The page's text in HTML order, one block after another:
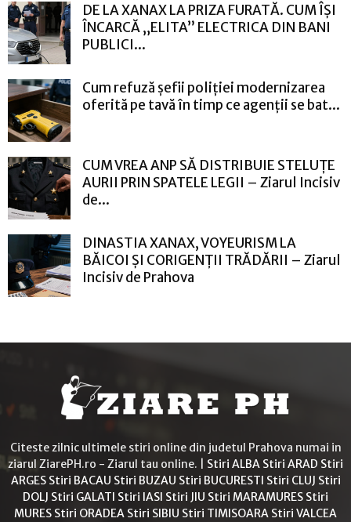
DE LA XANAX LA PRIZA FURATĂ. CUM ÎȘI
ÎNCARCĂ „ELITA” ELECTRICA DIN BANI
PUBLICI...
Cum refuză șefii poliției modernizarea
oferită pe tavă în timp ce agenții se bat...
CUM VREA ANP SĂ DISTRIBUIE STELUȚE
AURII PRIN SPATELE LEGII – Ziarul Incisiv
de...
DINASTIA XANAX, VOYEURISM LA
BĂICOI ȘI CORIGENȚII TRĂDĂRII – Ziarul
Incisiv de Prahova
Citeste zilnic ultimele stiri online din judetul Prahova numai in
ziarul ZiarePH.ro - Ziarul tau online. | Stiri ALBA Stiri ARAD Stiri
ARGES Stiri BACAU Stiri BUZAU Stiri BUCURESTI Stiri CLUJ Stiri
DOLJ Stiri GALATI Stiri IASI Stiri JIU Stiri MARAMURES Stiri
MURES Stiri ORADEA Stiri SIBIU Stiri TIMISOARA Stiri VALCEA